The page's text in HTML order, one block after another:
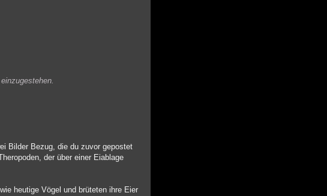
Bilder Bezug, die du zuvor gepostet
der über einer Eiablage
heutige Vögel und brüteten ihre Eier